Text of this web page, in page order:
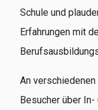
Schule und
Erfahrungen mit
An
Besucher über